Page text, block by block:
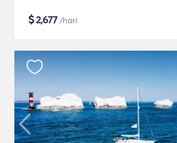
$2,677 /hari